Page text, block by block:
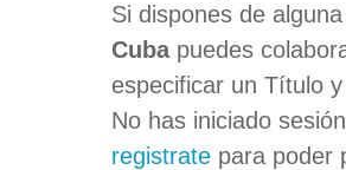
Si dispones de
Cubapuedes
especificar un Título
No has iniciado
registrate para poder